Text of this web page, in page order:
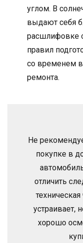
углом. В
выдают себя
расшлифовке
правил
со временем
ремонта.
Не
покупке в
отличить
устраивает,
хорошо